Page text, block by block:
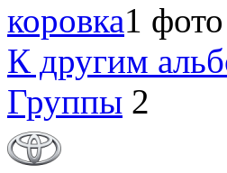
коровка1 фото
К другим
Группы 2